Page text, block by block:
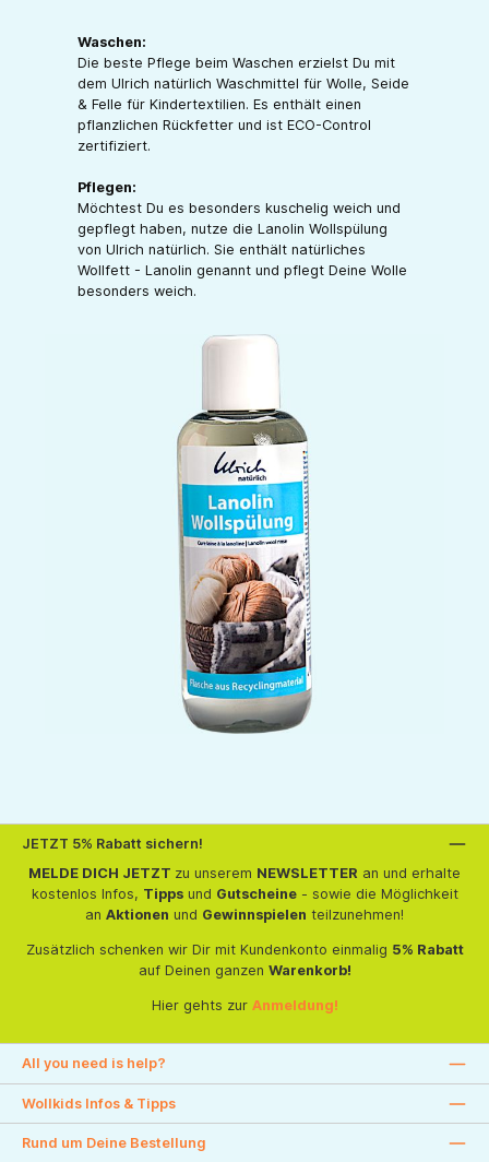
Waschen:
Die beste Pflege beim Waschen erzielst Du mit
dem Ulrich natürlich Waschmittel für Wolle, Seide
& Felle für Kindertextilien. Es enthält einen
pflanzlichen Rückfetter und ist ECO-Control
zertifiziert.
Pflegen:
Möchtest Du es besonders kuschelig weich und
gepflegt haben, nutze die Lanolin Wollspülung
von Ulrich natürlich. Sie enthält natürliches
Wollfett - Lanolin genannt und pflegt Deine Wolle
besonders weich.
JETZT 5% Rabatt sichern!
MELDE DICH JETZT zu unserem NEWSLETTER an und erhalte
kostenlos Infos, Tippsund Gutscheine- sowie die Möglichkeit
an Aktionen und Gewinnspielen teilzunehmen!
Zusätzlich schenken wir Dir mit Kundenkonto einmalig 5% Rabatt
auf Deinen ganzen Warenkorb!
Hier gehts zur Anmeldung!
All you need is help?
Wollkids Infos & Tipps
Rund um Deine Bestellung